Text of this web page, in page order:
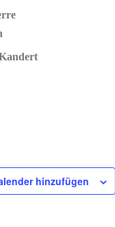
hinzufügen